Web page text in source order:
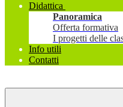
Didattica
Panoramica
Offerta formativa
I progetti delle
Info utili
Contatti